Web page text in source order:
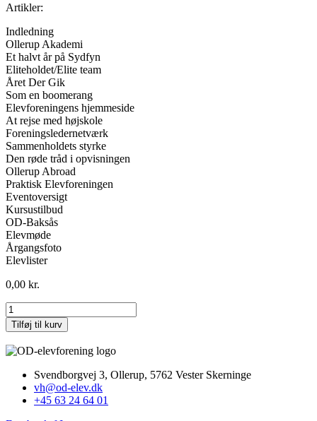
Artikler:
Indledning
Ollerup Akademi
Et halvt år på Sydfyn
Eliteholdet/Elite team
Året Der Gik
Som en boomerang
Elevforeningens hjemmeside
At rejse med højskole
Foreningsledernetværk
Sammenholdets styrke
Den røde tråd i opvisningen
Ollerup Abroad
Praktisk Elevforeningen
Eventoversigt
Kursustilbud
OD-Baksås
Elevmøde
Årgangsfoto
Elevlister
0,00 kr.
Årsskrift
2024
antal
Tilføj til kurv
Svendborgvej 3, Ollerup, 5762 Vester Skerninge
vh@od-elev.dk
+45 63 24 64 01